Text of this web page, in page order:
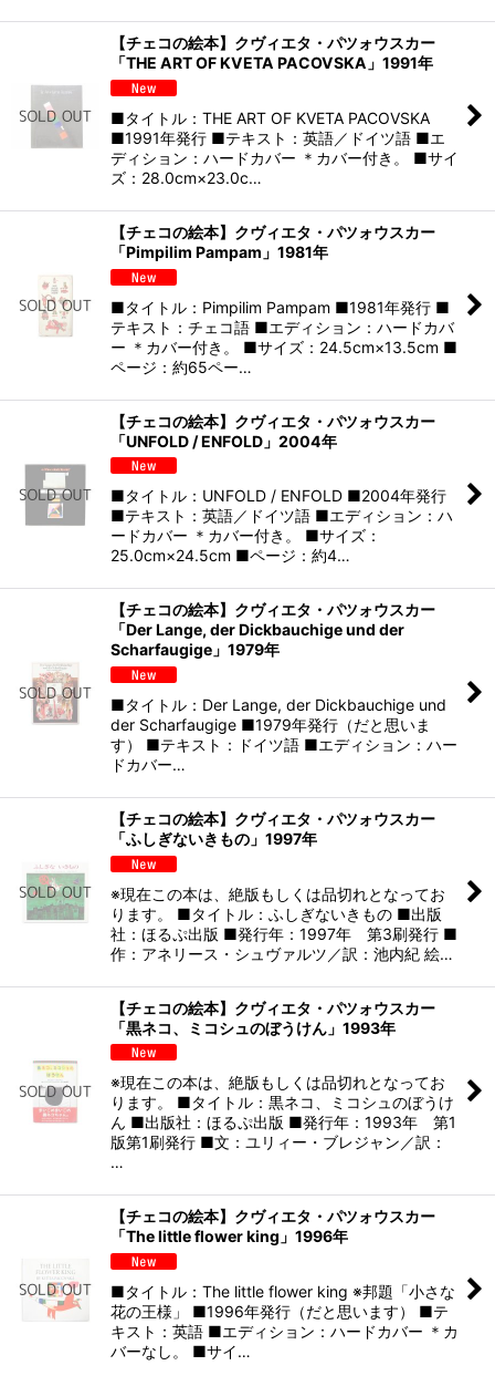
【チェコの絵本】クヴィエタ・パツォウスカー
「THE ART OF KVETA PACOVSKA」1991年
■タイトル：THE ART OF KVETA PACOVSKA
■1991年発行 ■テキスト：英語／ドイツ語 ■エ
ディション：ハードカバー ＊カバー付き。 ■サイ
ズ：28.0cm×23.0c…
【チェコの絵本】クヴィエタ・パツォウスカー
「Pimpilim Pampam」1981年
■タイトル：Pimpilim Pampam ■1981年発行 ■
テキスト：チェコ語 ■エディション：ハードカバ
ー ＊カバー付き。 ■サイズ：24.5cm×13.5cm ■
ページ：約65ペー…
【チェコの絵本】クヴィエタ・パツォウスカー
「UNFOLD / ENFOLD」2004年
■タイトル：UNFOLD / ENFOLD ■2004年発行
■テキスト：英語／ドイツ語 ■エディション：ハ
ードカバー ＊カバー付き。 ■サイズ：
25.0cm×24.5cm ■ページ：約4…
【チェコの絵本】クヴィエタ・パツォウスカー
「Der Lange, der Dickbauchige und der
Scharfaugige」1979年
■タイトル：Der Lange, der Dickbauchige und
der Scharfaugige ■1979年発行（だと思いま
す） ■テキスト：ドイツ語 ■エディション：ハー
ドカバー…
【チェコの絵本】クヴィエタ・パツォウスカー
「ふしぎないきもの」1997年
※現在この本は、絶版もしくは品切れとなってお
ります。 ■タイトル：ふしぎないきもの ■出版
社：ほるぷ出版 ■発行年：1997年 第3刷発行 ■
作：アネリース・シュヴァルツ／訳：池内紀 絵…
【チェコの絵本】クヴィエタ・パツォウスカー
「黒ネコ、ミコシュのぼうけん」1993年
※現在この本は、絶版もしくは品切れとなってお
ります。 ■タイトル：黒ネコ、ミコシュのぼうけ
ん ■出版社：ほるぷ出版 ■発行年：1993年 第1
版第1刷発行 ■文：ユリィー・ブレジャン／訳：
…
【チェコの絵本】クヴィエタ・パツォウスカー
「The little flower king」1996年
■タイトル：The little flower king ※邦題「小さな
花の王様」 ■1996年発行（だと思います） ■テ
キスト：英語 ■エディション：ハードカバー ＊カ
バーなし。 ■サイ…